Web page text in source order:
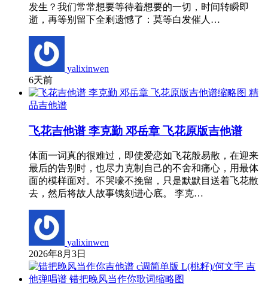
发生？我们常常想要等待着想要的一切，时间转瞬即
逝，再等别留下全剩遗憾了：莫等白发催人…
yalixinwen
6天前
精
品吉他谱
飞花吉他谱 李克勤 邓岳章 飞花原版吉他谱
体面一词真的很难过，即使爱恋如飞花般易散，在迎来
最后的告别时，也尽力克制自己的不舍和痛心，用最体
面的模样面对。不哭嚎不挽留，只是默默目送着飞花散
去，然后将故人故事镌刻进心底。 李克…
yalixinwen
2026年8月3日